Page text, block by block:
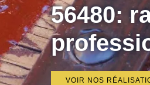
56480:
VOIR NOS